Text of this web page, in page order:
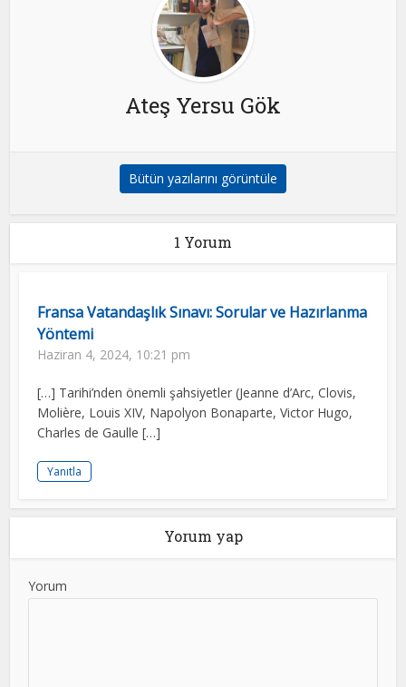
Ateş Yersu Gök
Bütün yazılarını görüntüle
1 Yorum
Fransa Vatandaşlık Sınavı: Sorular ve Hazırlanma
Yöntemi
Haziran 4, 2024, 10:21 pm
[…] Tarihi’nden önemli şahsiyetler (Jeanne d’Arc, Clovis,
Molière, Louis XIV, Napolyon Bonaparte, Victor Hugo,
Charles de Gaulle […]
Yanıtla
Yorum yap
Yorum